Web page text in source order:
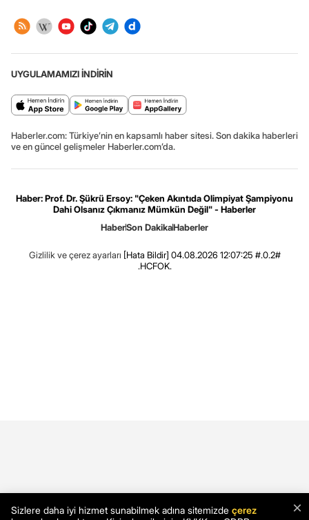
UYGULAMAMIZI İNDİRİN
Haberler.com: Türkiye’nin en kapsamlı haber sitesi. Son dakika haberleri
ve en güncel gelişmeler Haberler.com’da.
Haber: Prof. Dr. Şükrü Ersoy: "Çeken Akıntıda Olimpiyat Şampiyonu
Dahi Olsanız Çıkmanız Mümkün Değil" - Haberler
HaberSon DakikaHaberler
Gizlilik ve çerez ayarları [Hata Bildir] 04.08.2026 12:07:25 #.0.2#
.HCFOK.
×
Sizlere daha iyi hizmet sunabilmek adına sitemizde çerez